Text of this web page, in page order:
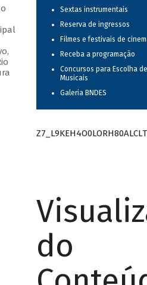
Sextas instrumentais
Reserva de ingressos
Filmes e festivais de
Receba a programação
Concursos para Escolha
Musicais
Galeria BNDES
do